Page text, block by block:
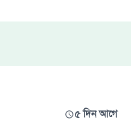
৫ দিন আগে